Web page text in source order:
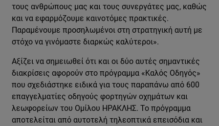
τους ανθρώπους μας και τους συνεργάτες μας, καθώς
και να εφαρμόζουμε καινοτόμες πρακτικές.
Παραμένουμε προσηλωμένοι στη στρατηγική αυτή με
στόχο να γινόμαστε διαρκώς καλύτεροι».
Αξίζει να σημειωθεί ότι και οι δύο αυτές σημαντικές
διακρίσεις αφορούν στο πρόγραμμα «Καλός Οδηγός»
που σχεδιάστηκε ειδικά για τους παραπάνω από 600
επαγγελματίες οδηγούς φορτηγών οχημάτων και
λεωφορείων του Ομίλου ΗΡΑΚΛΗΣ. Το πρόγραμμα
αποτελείται από αυτοτελή τηλεοπτικά επεισόδια και